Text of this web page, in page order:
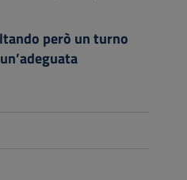
però un turno